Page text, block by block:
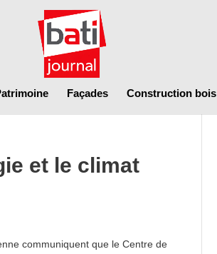
Façades Construction bois
et le climat
communiquent que le Centre de